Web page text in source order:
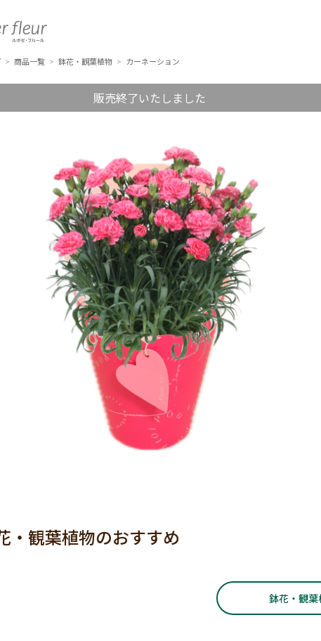
> 商品一覧 > 鉢花・観葉植物 > カーネーション
販売終了いたしました
・観葉植物のおすすめ
鉢花・観